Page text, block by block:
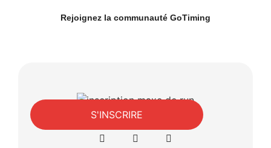
Rejoignez la communauté GoTiming
S'INSCRIRE